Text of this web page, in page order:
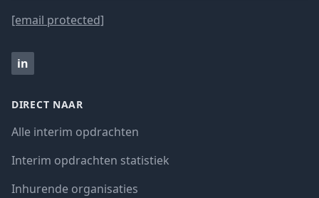
[email protected]
in
DIRECT NAAR
Alle interim opdrachten
Interim opdrachten statistiek
Inhurende organisaties